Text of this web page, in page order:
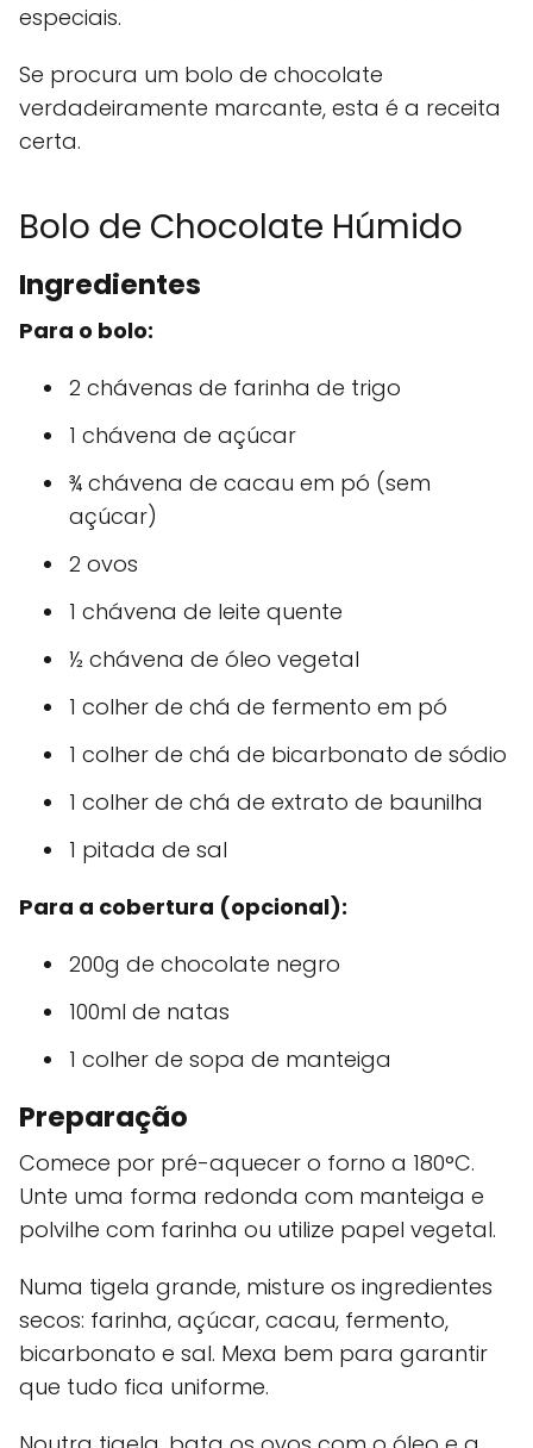
especiais.
Se procura um bolo de chocolate
verdadeiramente marcante, esta é a receita
certa.
Bolo de Chocolate Húmido
Ingredientes
Para o bolo:
2 chávenas de farinha de trigo
1 chávena de açúcar
¾ chávena de cacau em pó (sem
açúcar)
2 ovos
1 chávena de leite quente
½ chávena de óleo vegetal
1 colher de chá de fermento em pó
1 colher de chá de bicarbonato de sódio
1 colher de chá de extrato de baunilha
1 pitada de sal
Para a cobertura (opcional):
200g de chocolate negro
100ml de natas
1 colher de sopa de manteiga
Preparação
Comece por pré-aquecer o forno a 180°C.
Unte uma forma redonda com manteiga e
polvilhe com farinha ou utilize papel vegetal.
Numa tigela grande, misture os ingredientes
secos: farinha, açúcar, cacau, fermento,
bicarbonato e sal. Mexa bem para garantir
que tudo fica uniforme.